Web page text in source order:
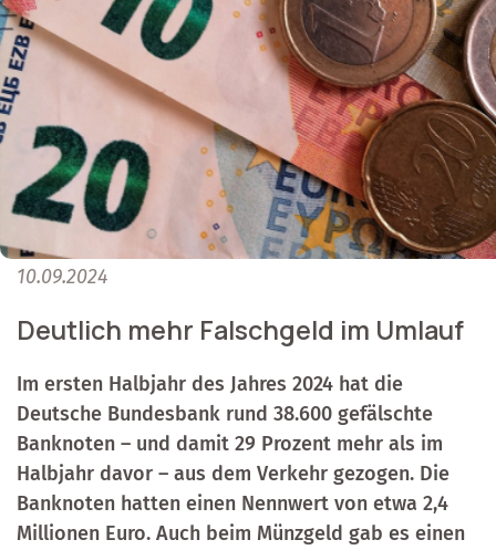
10.09.2024
Deutlich mehr Falschgeld im Umlauf
Im ersten Halbjahr des Jahres 2024 hat die
Deutsche Bundesbank rund 38.600 gefälschte
Banknoten – und damit 29 Prozent mehr als im
Halbjahr davor – aus dem Verkehr gezogen. Die
Banknoten hatten einen Nennwert von etwa 2,4
Millionen Euro. Auch beim Münzgeld gab es einen